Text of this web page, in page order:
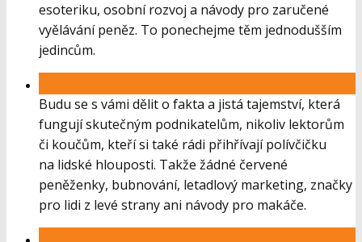
esoteriku, osobní rozvoj a návody pro zaručené
vyělávání peněz. To ponechejme těm jednodušším
jedincům.
Budu se s vámi dělit o fakta a jistá tajemství, která
fungují skutečným podnikatelům, nikoliv lektorům
či koučům, kteří si také rádi přihřívají polívčičku
na lidské hlouposti. Takže žádné červené
peněženky, bubnování, letadlový marketing, značky
pro lidi z levé strany ani návody pro makáče.